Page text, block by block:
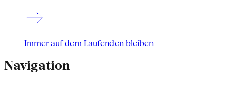
Immer auf dem Laufenden bleiben
Navigation